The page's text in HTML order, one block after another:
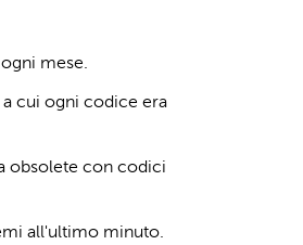
mese.
cui ogni codice era
obsolete con codici
all'ultimo minuto.